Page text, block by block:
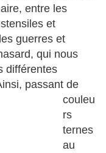
entre les
et
guerres et
qui nous
différentes
passant de
couleu
rs
ternes
au